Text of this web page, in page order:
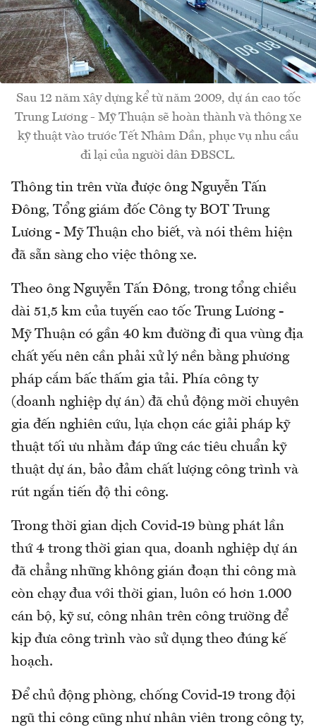
Sau 12 năm xây dựng kể từ năm 2009, dự án cao tốc
Trung Lương - Mỹ Thuận sẽ hoàn thành và thông xe
kỹ thuật vào trước Tết Nhâm Dần, phục vụ nhu cầu
đi lại của người dân ĐBSCL.
Thông tin trên vừa được ông Nguyễn Tấn
Đông, Tổng giám đốc Công ty BOT Trung
Lương - Mỹ Thuận cho biết, và nói thêm hiện
đã sẵn sàng cho việc thông xe.
Theo ông Nguyễn Tấn Đông, trong tổng chiều
dài 51,5 km của tuyến cao tốc Trung Lương -
Mỹ Thuận có gần 40 km đường đi qua vùng địa
chất yếu nên cần phải xử lý nền bằng phương
pháp cắm bấc thấm gia tải. Phía công ty
(doanh nghiệp dự án) đã chủ động mời chuyên
gia đến nghiên cứu, lựa chọn các giải pháp kỹ
thuật tối ưu nhằm đáp ứng các tiêu chuẩn kỹ
thuật dự án, bảo đảm chất lượng công trình và
rút ngắn tiến độ thi công.
Trong thời gian dịch Covid-19 bùng phát lần
thứ 4 trong thời gian qua, doanh nghiệp dự án
đã chẳng những không gián đoạn thi công mà
còn chạy đua với thời gian, luôn có hơn 1.000
cán bộ, kỹ sư, công nhân trên công trường để
kịp đưa công trình vào sử dụng theo đúng kế
hoạch.
Để chủ động phòng, chống Covid-19 trong đội
ngũ thi công cũng như nhân viên trong công ty,